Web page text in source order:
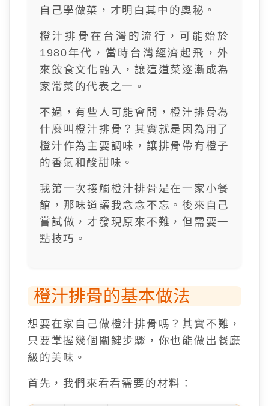
自己學做菜，才明白其中的奧秘。
橙汁排骨在台灣的流行，可能始於
1980年代，當時台灣經濟起飛，外
來飲食文化融入，讓這道菜逐漸成為
家常菜的代表之一。
不過，有些人可能會問，橙汁排骨為
什麼叫橙汁排骨？其實就是因為用了
橙汁作為主要調味，讓排骨帶有橙子
的香氣和酸甜味。
我第一次接觸橙汁排骨是在一家小餐
館，那味道讓我念念不忘。後來自己
嘗試做，才發現原來不難，但需要一
點技巧。
橙汁排骨的基本做法
想要在家自己做橙汁排骨嗎？其實不難，
只要掌握幾個關鍵步驟，你也能做出餐廳
級的美味。
首先，我們來看看需要的材料：